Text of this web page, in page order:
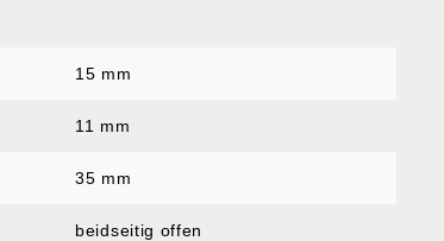
15 mm
11 mm
35 mm
beidseitig offen